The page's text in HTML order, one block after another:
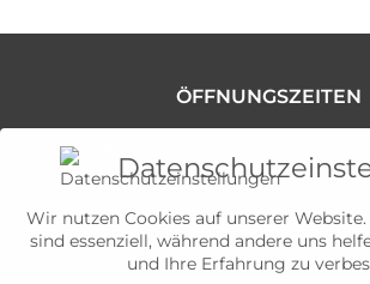
ÖFFNUNGSZEITEN
Samstag: aktuell
Wir nutzen Cookies auf unserer
sind essenziell, während andere uns
und Ihre Erfahrung zu